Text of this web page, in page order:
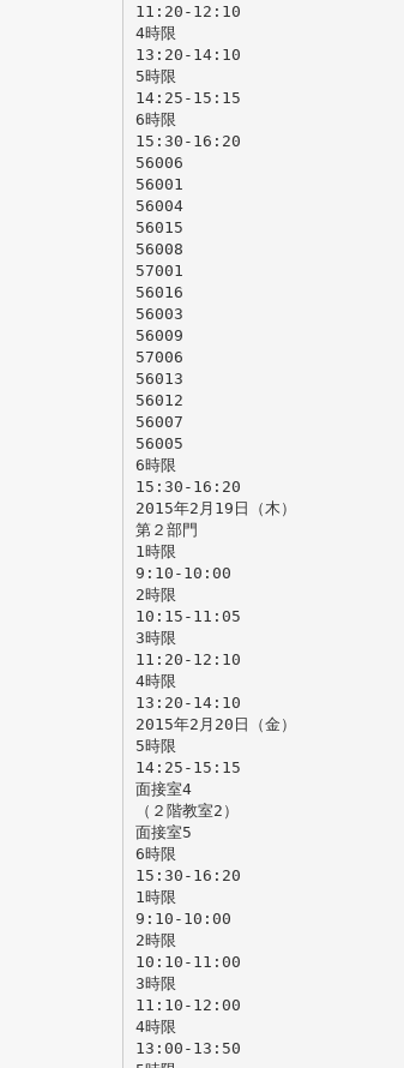
11:20-12:10
4時限
13:20-14:10
5時限
14:25-15:15
6時限
15:30-16:20
56006
56001
56004
56015
56008
57001
56016
56003
56009
57006
56013
56012
56007
56005
6時限
15:30-16:20
2015年2月19日（木）
第２部門
1時限
9:10-10:00
2時限
10:15-11:05
3時限
11:20-12:10
4時限
13:20-14:10
2015年2月20日（金）
5時限
14:25-15:15
面接室4
（２階教室2）
面接室5
6時限
15:30-16:20
1時限
9:10-10:00
2時限
10:10-11:00
3時限
11:10-12:00
4時限
13:00-13:50